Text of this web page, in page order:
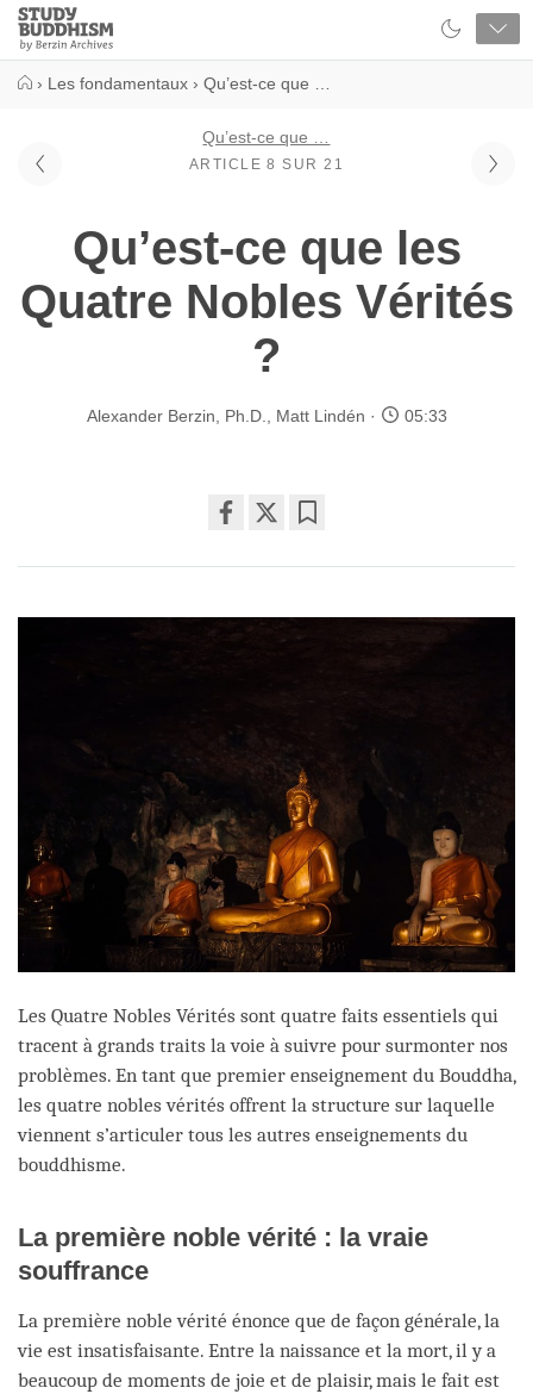
Close
Study
Buddhism
› Les fondamentaux › Qu’est-ce que …
Qu’est-ce que …
ARTICLE 8 SUR 21
Qu’est-ce que les
Quatre Nobles Vérités
?
Alexander Berzin, Ph.D. Matt Lindén 05:33
on
Les Quatre Nobles Vérités sont quatre faits essentiels qui
tracent à grands traits la voie à suivre pour surmonter nos
problèmes. En tant que premier enseignement du Bouddha,
les quatre nobles vérités offrent la structure sur laquelle
viennent s’articuler tous les autres enseignements du
bouddhisme.
La première noble vérité : la vraie
souffrance
La première noble vérité énonce que de façon générale, la
vie est insatisfaisante. Entre la naissance et la mort, il y a
beaucoup de moments de joie et de plaisir, mais le fait est